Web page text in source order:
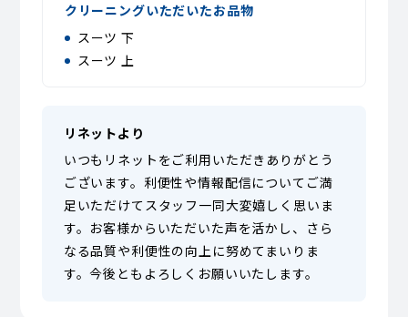
クリーニングいただいたお品物
スーツ 下
スーツ 上
リネットより
いつもリネットをご利用いただきありがとう
ございます。利便性や情報配信についてご満
足いただけてスタッフ一同大変嬉しく思いま
す。お客様からいただいた声を活かし、さら
なる品質や利便性の向上に努めてまいりま
す。今後ともよろしくお願いいたします。